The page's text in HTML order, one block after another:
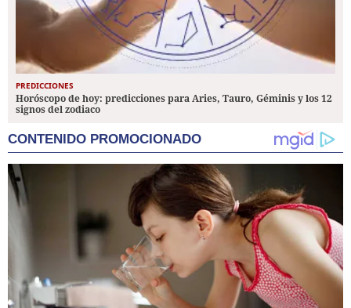
PREDICCIONES
Horóscopo de hoy: predicciones para Aries, Tauro, Géminis y los 12
signos del zodiaco
CONTENIDO PROMOCIONADO